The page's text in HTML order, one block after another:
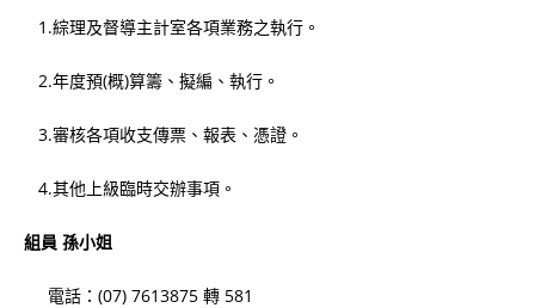
1.綜理及督導主計室各項業務之執行。
2.年度預(概)算籌、擬編、執行。
3.審核各項收支傳票、報表、憑證。
4.其他上級臨時交辦事項。
組員 孫小姐
電話：(07) 7613875 轉 581